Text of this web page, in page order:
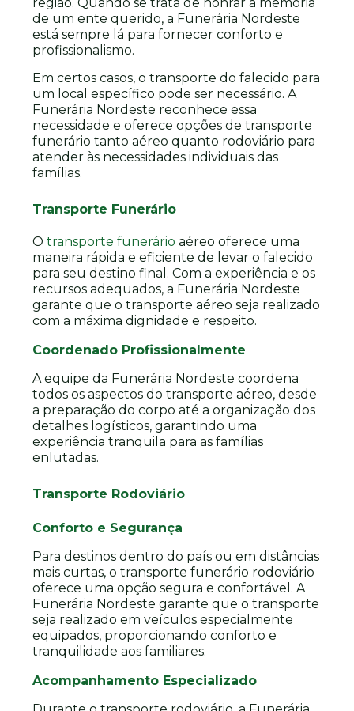
de um ente querido, a Funerária Nordeste
está sempre lá para fornecer conforto e
profissionalismo.
Em certos casos, o transporte do falecido para
um local específico pode ser necessário. A
Funerária Nordeste reconhece essa
necessidade e oferece opções de transporte
funerário tanto aéreo quanto rodoviário para
atender às necessidades individuais das
famílias.
Transporte Funerário
O transporte funerário aéreo oferece uma
maneira rápida e eficiente de levar o falecido
para seu destino final. Com a experiência e os
recursos adequados, a Funerária Nordeste
garante que o transporte aéreo seja realizado
com a máxima dignidade e respeito.
Coordenado Profissionalmente
A equipe da Funerária Nordeste coordena
todos os aspectos do transporte aéreo, desde
a preparação do corpo até a organização dos
detalhes logísticos, garantindo uma
experiência tranquila para as famílias
enlutadas.
Transporte Rodoviário
Conforto e Segurança
Para destinos dentro do país ou em distâncias
mais curtas, o transporte funerário rodoviário
oferece uma opção segura e confortável. A
Funerária Nordeste garante que o transporte
seja realizado em veículos especialmente
equipados, proporcionando conforto e
tranquilidade aos familiares.
Acompanhamento Especializado